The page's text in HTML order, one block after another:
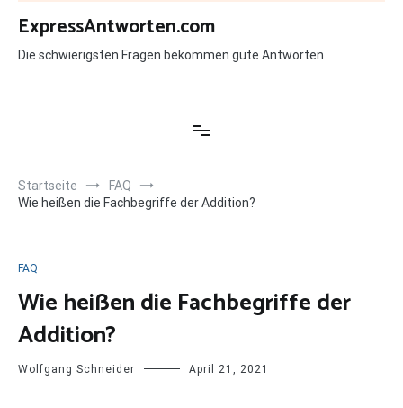
Zum
Inhalt
springen
ExpressAntworten.com
Die schwierigsten Fragen bekommen gute Antworten
Startseite
FAQ
Wie heißen die Fachbegriffe der Addition?
FAQ
Wie heißen die Fachbegriffe der
Addition?
Wolfgang Schneider April 21, 2021